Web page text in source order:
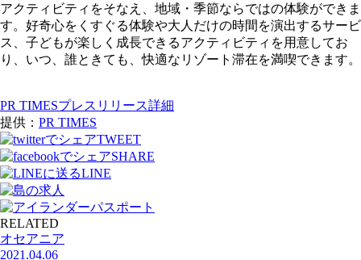
アクティビティをそなえ、地域・季節ならではの体験ができま
す。好奇心をくすぐる体験や大人だけの時間を演出するサービ
ス、子どもが楽しく成⻑できるアクティビティを用意してお
り、いつ、誰ときても、快適なリゾート滞在を満喫できます。
PR TIMESプレスリリース詳細
提供： PR TIMES
TWEET
SHARE
LINE
RELATED
オセアニア
2021.04.06